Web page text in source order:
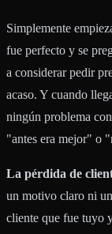
Simplemente
fue perfecto y se
a considerar pedir
acaso. Y cuando
ningún problema
"antes era mejor" o
La pérdida de
un motivo claro ni
cliente que fue tuyo